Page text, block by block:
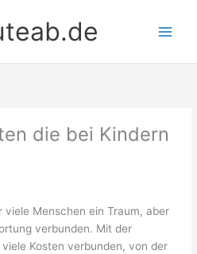
die bei Kindern
viele Menschen ein Traum, aber
verbunden. Mit der
Kosten verbunden, von der